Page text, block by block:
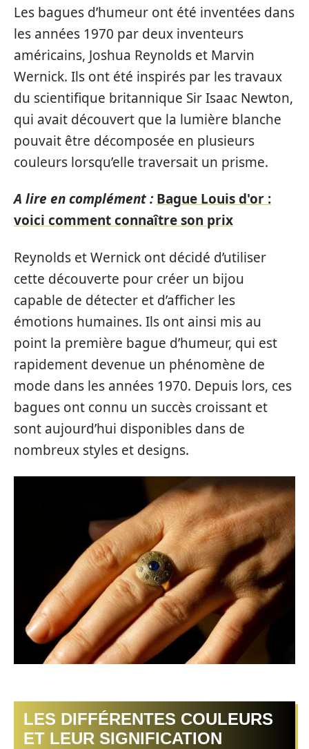
Les bagues d’humeur ont été inventées dans
les années 1970 par deux inventeurs
américains, Joshua Reynolds et Marvin
Wernick. Ils ont été inspirés par les travaux
du scientifique britannique Sir Isaac Newton,
qui avait découvert que la lumière blanche
pouvait être décomposée en plusieurs
couleurs lorsqu’elle traversait un prisme.
A lire en complément : Bague Louis d'or :
voici comment connaître son prix
Reynolds et Wernick ont décidé d’utiliser
cette découverte pour créer un bijou
capable de détecter et d’afficher les
émotions humaines. Ils ont ainsi mis au
point la première bague d’humeur, qui est
rapidement devenue un phénomène de
mode dans les années 1970. Depuis lors, ces
bagues ont connu un succès croissant et
sont aujourd’hui disponibles dans de
nombreux styles et designs.
LES DIFFÉRENTES COULEURS
ET LEUR SIGNIFICATION